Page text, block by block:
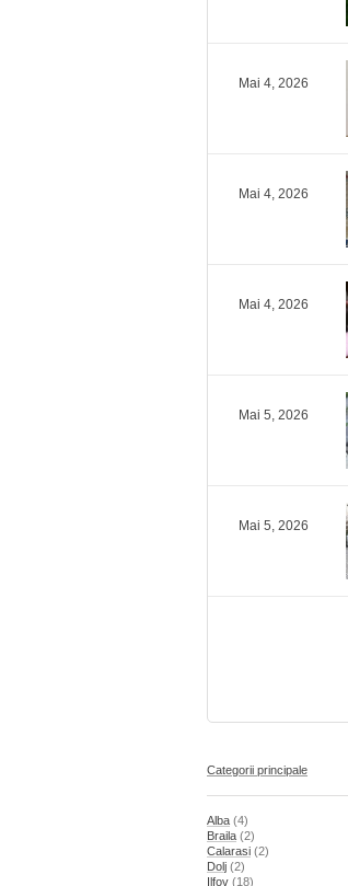
Mai 4, 2026
Mai 4, 2026
Mai 4, 2026
Mai 5, 2026
Mai 5, 2026
Categorii principale
Alba (4)
Braila (2)
Calarasi (2)
Dolj (2)
Ilfov (18)